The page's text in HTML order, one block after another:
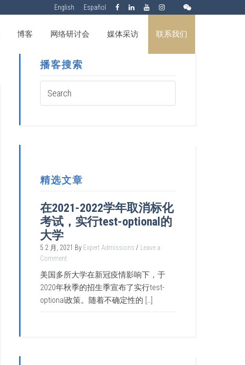
English Español
博客 网络研讨会 媒体采访 联系我们
播客搜索
精选文章
在2021-2022学年取消标化
考试，实行test-optional的
大学
5 2 月, 2021 By Expert Admissions
Leave a
Comment
美国多所大学在新冠疫情影响下，于
2020年秋季的招生季宣布了实行test-
optional政策。随着不确定性的 […]